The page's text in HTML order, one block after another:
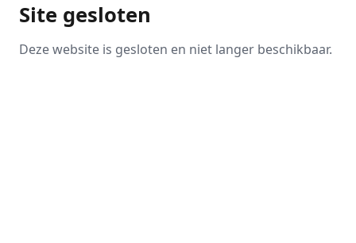
Site gesloten
Deze website is gesloten en niet langer beschikbaar.